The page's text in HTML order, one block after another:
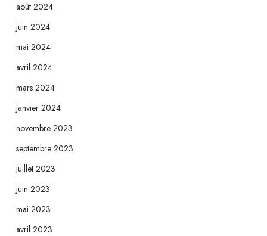
août 2024
juin 2024
mai 2024
avril 2024
mars 2024
janvier 2024
novembre 2023
septembre 2023
juillet 2023
juin 2023
mai 2023
avril 2023